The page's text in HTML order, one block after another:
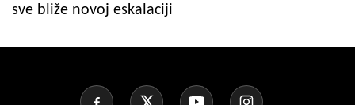
sve bliže novoj eskalaciji